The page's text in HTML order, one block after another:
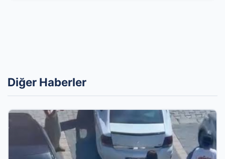
Diğer Haberler